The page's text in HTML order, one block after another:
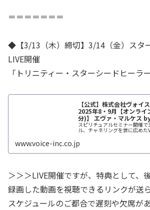
＝＝＝＝＝＝＝
◆【3/13（木）締切】3/14（金）スタ
LIVE開催
「トリニティー・スターシードヒーラ
【公式】株式会社ヴォイ
2025年8・9月【オンライ
分)】 エヴァ・マルケス
スピリチュアルセミナー開催
ル、チャネリングを世に広め
www.voice-inc.co.jp
＞＞＞LIVE開催ですが、特典として、後
録画した動画を視聴できるリンクが送
スケジュールのご都合で遅刻や欠席が